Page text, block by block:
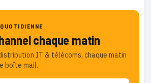
chaque matin
IT & télécoms, chaque matin
boîte mail.